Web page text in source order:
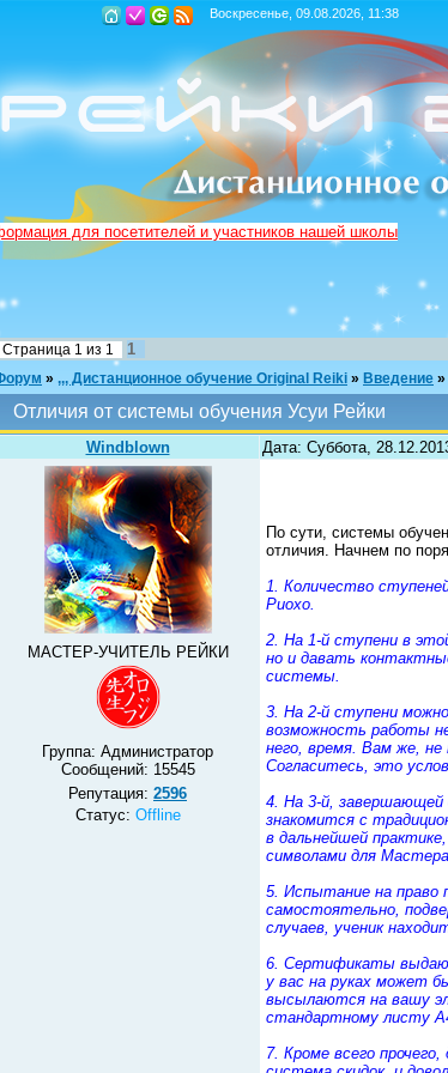
Воскресенье, 09.08.2026, 11:38
для посетителей и участников нашей школы
Страница 1 из 1 1
» ,,, Дистанционное обучение Original Reiki » Введение »
Отличия от системы обучения Усуи Рейки
Windblown Дата: Суббота,
МАСТЕР-УЧИТЕЛЬ РЕЙКИ
Группа: Администратор
Сообщений: 15545
Репутация: 2596
Статус: Offline
По сути, системы
отличия. Начнем по
1. Количество
Риохо.
2. На 1-й ступени в
но и давать
системы.
3. На 2-й ступени
возможность работы
него, время. Вам же, не
Согласитесь, это
4. На 3-й, завершающей
знакомится с
в дальнейшей
символами для
5. Испытание на право
самостоятельно,
случаев, ученик
6. Сертификаты
у вас на руках может
высылаются на вашу
стандартному листу
7. Кроме всего